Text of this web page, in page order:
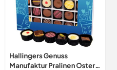
Hallingers Genuss
Manufaktur Pralinen Oster-